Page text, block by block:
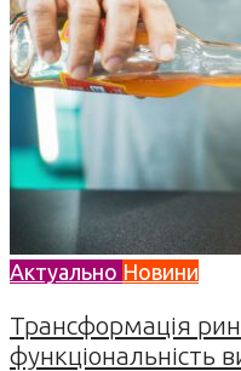
Актуально Новини
Трансформація
функціональність